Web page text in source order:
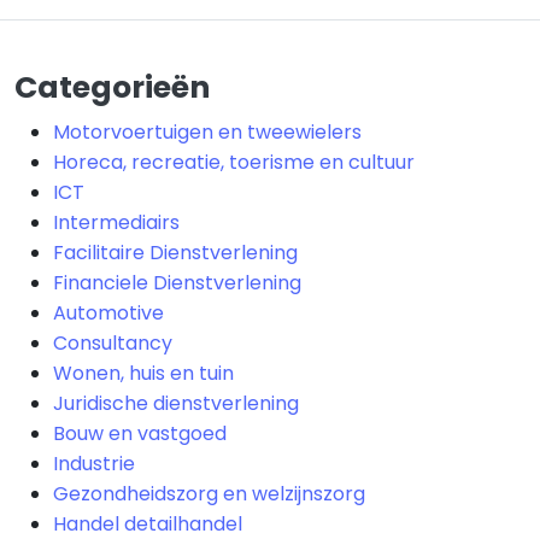
Categorieën
Motorvoertuigen en tweewielers
Horeca, recreatie, toerisme en cultuur
ICT
Intermediairs
Facilitaire Dienstverlening
Financiele Dienstverlening
Automotive
Consultancy
Wonen, huis en tuin
Juridische dienstverlening
Bouw en vastgoed
Industrie
Gezondheidszorg en welzijnszorg
Handel detailhandel